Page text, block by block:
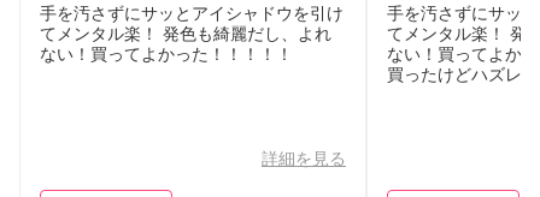
手を汚さずにサッとアイシャドウを引け
てメンタル楽！ 発色も綺麗だし、よれ
ない！買ってよかった！！！！！
詳細を見る
手を汚さずにサッ
てメンタル楽！ 発
ない！買ってよか
買ったけどハズレ